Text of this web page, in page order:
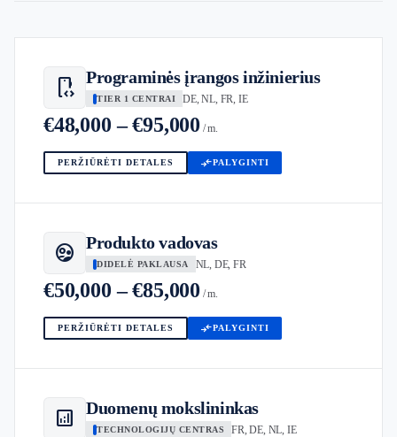
developer_mode Programinės įrangos inžinierius
TIER 1 CENTRAI DE, NL, FR, IE
€48,000 – €95,000 / m.
PERŽIŪRĖTI DETALES compare_arrowsPALYGINTI
supervised_user_circle Produkto vadovas
DIDELĖ PAKLAUSA NL, DE, FR
€50,000 – €85,000 / m.
PERŽIŪRĖTI DETALES compare_arrowsPALYGINTI
analytics Duomenų mokslininkas
TECHNOLOGIJŲ CENTRAS FR, DE, NL, IE